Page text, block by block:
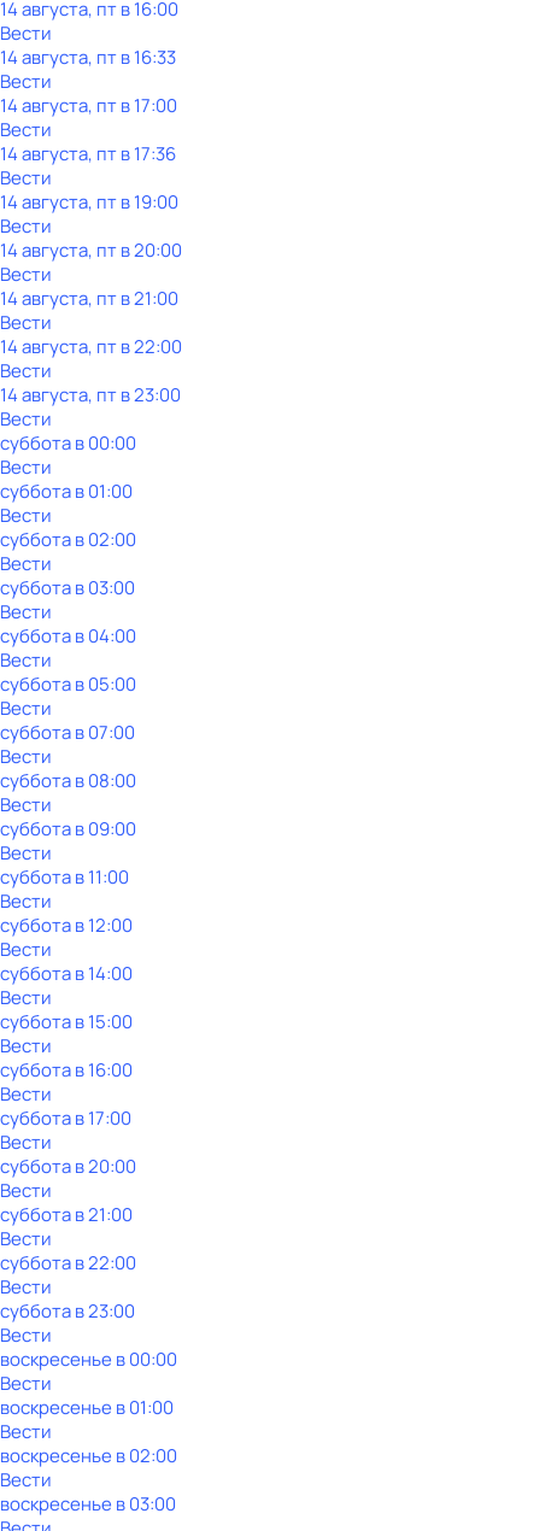
14 августа, пт в 16:00
Вести
14 августа, пт в 16:33
Вести
14 августа, пт в 17:00
Вести
14 августа, пт в 17:36
Вести
14 августа, пт в 19:00
Вести
14 августа, пт в 20:00
Вести
14 августа, пт в 21:00
Вести
14 августа, пт в 22:00
Вести
14 августа, пт в 23:00
Вести
субботав00:00
Вести
субботав01:00
Вести
субботав02:00
Вести
субботав03:00
Вести
субботав04:00
Вести
субботав05:00
Вести
субботав07:00
Вести
субботав08:00
Вести
субботав09:00
Вести
субботав11:00
Вести
субботав12:00
Вести
субботав14:00
Вести
субботав15:00
Вести
субботав16:00
Вести
субботав17:00
Вести
субботав20:00
Вести
субботав21:00
Вести
субботав22:00
Вести
субботав23:00
Вести
воскресенье в00:00
Вести
воскресенье в01:00
Вести
воскресенье в02:00
Вести
воскресенье в03:00